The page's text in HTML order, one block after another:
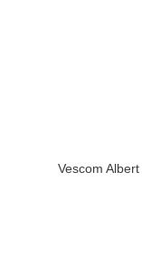
Vescom